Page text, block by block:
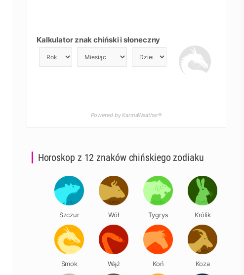
Kalkulator znak chiński i słoneczny
Powered by KarmaWeather®
Horoskop z 12 znaków chińskiego zodiaku
Szczur Wół Tygrys Królik
Smok Wąż Koń Koza